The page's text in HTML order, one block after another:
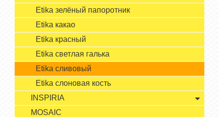
Etika зелёный папоротник
Etika какао
Etika красный
Etika светлая галька
Etika сливовый
Etika слоновая кость
INSPIRIA
MOSAIC